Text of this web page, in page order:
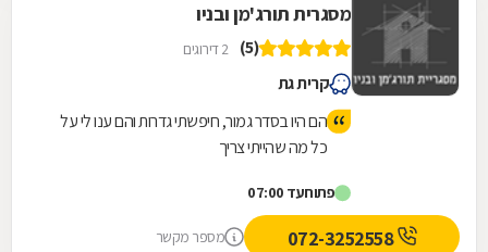
מסגרית תורג'מן ובניו
(5) 2 דירוגים
קרית גת
הם היו בסדר גמור, חיפשתי גדרות והם ענו לי על
כל מה שהייתי צריך
פתוחעד 07:00
072-3252558 מספר מקשר